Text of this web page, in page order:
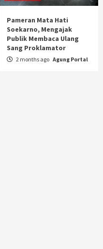
Pameran Mata Hati
Soekarno, Mengajak
Publik Membaca Ulang
Sang Proklamator
2 months ago Agung Portal